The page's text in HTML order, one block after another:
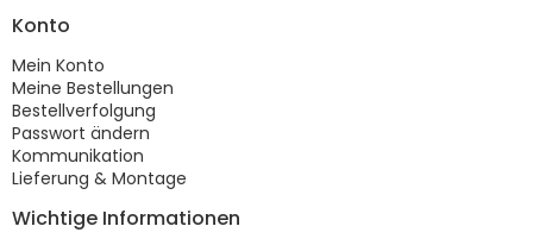
Konto
Mein Konto
Meine Bestellungen
Bestellverfolgung
Passwort ändern
Kommunikation
Lieferung & Montage
Wichtige Informationen